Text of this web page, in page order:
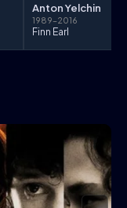
Anton Yelchin
1989–2016
Finn Earl